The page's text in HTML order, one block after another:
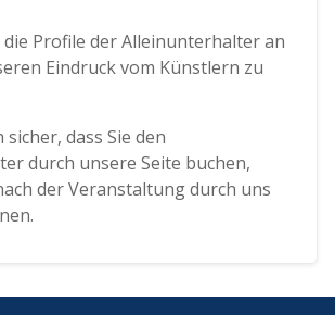
die Profile der Alleinunterhalter an
Eindruck vom Künstlern zu
sicher, dass Sie den
durch unsere Seite buchen,
der Veranstaltung durch uns